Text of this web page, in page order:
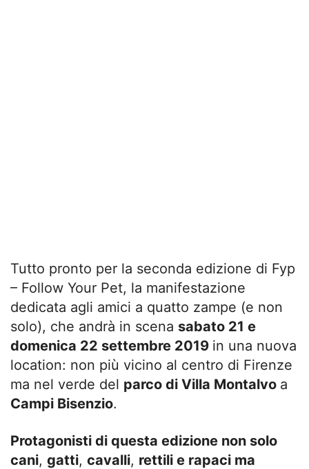
Tutto pronto per la seconda edizione di Fyp
– Follow Your Pet, la manifestazione
dedicata agli amici a quatto zampe (e non
solo), che andrà in scena sabato 21 e
domenica 22 settembre 2019 in una nuova
location: non più vicino al centro di Firenze
ma nel verde del parco di Villa Montalvo a
Campi Bisenzio.
Protagonisti di questa edizione non solo
cani, gatti, cavalli, rettili e rapaci ma